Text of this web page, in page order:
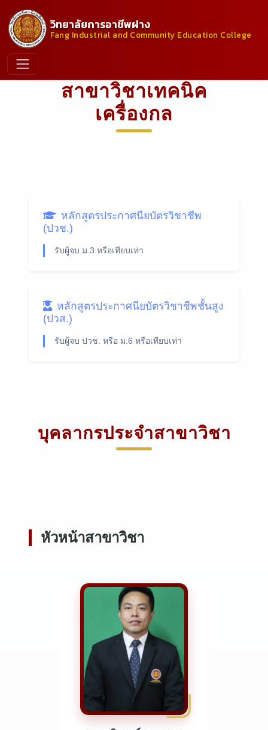
วิทยาลัยการอาชีพฝาง
Fang Industrial and Community Education College
สาขาวิชาเทคนิค
เครื่องกล
หลักสูตรประกาศนียบัตรวิชาชีพ
(ปวช.)
รับผู้จบ ม.3 หรือเทียบเท่า
หลักสูตรประกาศนียบัตรวิชาชีพชั้นสูง
(ปวส.)
รับผู้จบ ปวช. หรือ ม.6 หรือเทียบเท่า
บุคลากรประจำสาขาวิชา
หัวหน้าสาขาวิชา